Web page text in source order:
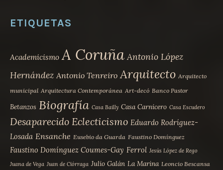
ETIQUETAS
Academicismo A Coruña Antonio López
Hernández Antonio Tenreiro Arquitecto Arquitecto
municipal Arquitectura Contemporánea Art-decó Banco Pastor
Betanzos Biografía Casa Bailly Casa Carnicero Casa Escudero
Desaparecido Eclecticismo Eduardo Rodríguez-
Losada Ensanche Eusebio da Guarda Faustino Domínguez
Faustino Domínguez Coumes-Gay Ferrol Jesús López de Rego
Juana de Vega Juan de Ciórraga Julio Galán La Marina Leoncio Bescansa